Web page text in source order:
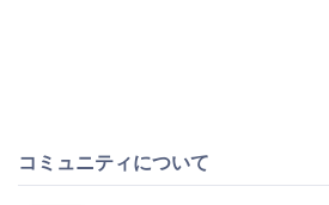
コミュニティについて